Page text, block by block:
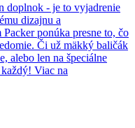
doplnok - je to vyjadrenie
dizajnu a
ponúka presne to, čo
Či už mäkký baličák
alebo len na špeciálne
Viac na